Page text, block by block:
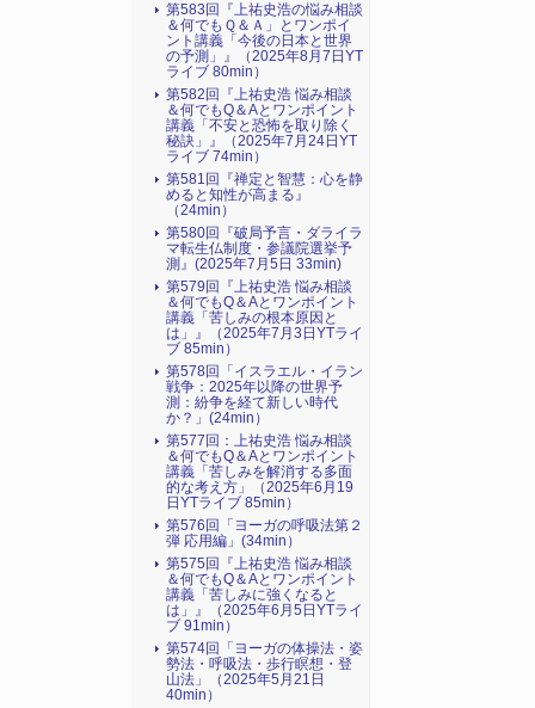
第583回『上祐史浩の悩み相談
＆何でもＱ＆Ａ」とワンポイ
ント講義「今後の日本と世界
の予測」』（2025年8月7日YT
ライブ 80min）
第582回『上祐史浩 悩み相談
＆何でもQ＆Aとワンポイント
講義「不安と恐怖を取り除く
秘訣」』（2025年7月24日YT
ライブ 74min）
第581回『禅定と智慧：心を静
めると知性が高まる』
（24min）
第580回『破局予言・ダライラ
マ転生仏制度・参議院選挙予
測』(2025年7月5日 33min)
第579回『上祐史浩 悩み相談
＆何でもQ＆Aとワンポイント
講義「苦しみの根本原因と
は」』（2025年7月3日YTライ
ブ 85min）
第578回「イスラエル・イラン
戦争：2025年以降の世界予
測：紛争を経て新しい時代
か？」(24min）
第577回：上祐史浩 悩み相談
＆何でもQ＆Aとワンポイント
講義「苦しみを解消する多面
的な考え方」（2025年6月19
日YTライブ 85min）
第576回「ヨーガの呼吸法第２
弾 応用編」(34min）
第575回『上祐史浩 悩み相談
＆何でもQ＆Aとワンポイント
講義「苦しみに強くなると
は」』（2025年6月5日YTライ
ブ 91min）
第574回「ヨーガの体操法・姿
勢法・呼吸法・歩行瞑想・登
山法」（2025年5月21日
40min）